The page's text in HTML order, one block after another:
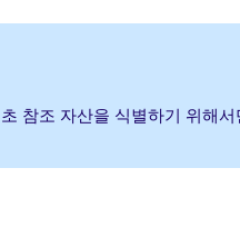
참조 자산을 식별하기 위해서